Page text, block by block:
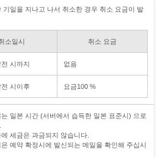
기일을 지나고 나서 취소한 경우 취소 요금이 발
소일시 취소 요금
시까지 없음
시이후 요금100 %
일본 시간 (서버에서 습득한 일본 표준시) 으로
세금은 과금되지 않습니다.
예약 확정시에 발신되는 메일을 확인해 주십시